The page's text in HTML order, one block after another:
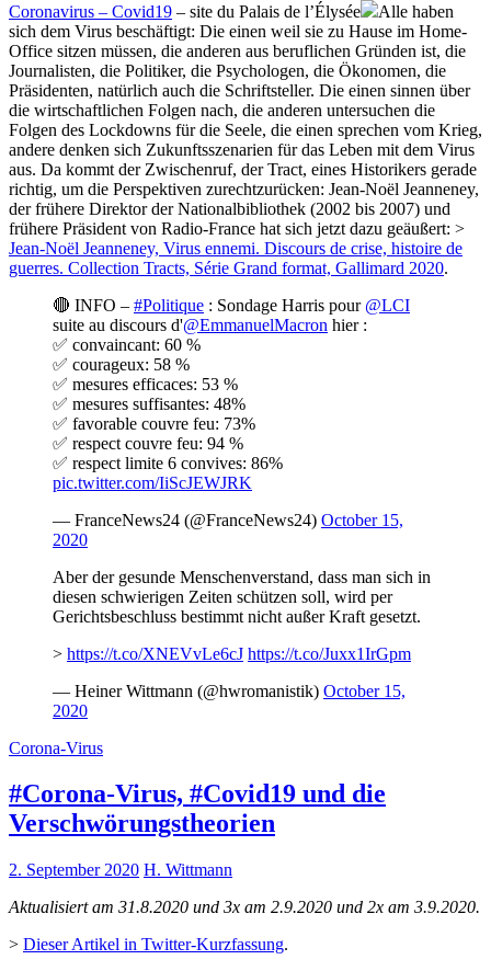
Coronavirus – Covid19 – site du Palais de l’Élysée
Alle haben
sich dem Virus beschäftigt: Die einen weil sie zu Hause im Home-
Office sitzen müssen, die anderen aus beruflichen Gründen ist, die
Journalisten, die Politiker, die Psychologen, die Ökonomen, die
Präsidenten, natürlich auch die Schriftsteller. Die einen sinnen über
die wirtschaftlichen Folgen nach, die anderen untersuchen die
Folgen des Lockdowns für die Seele, die einen sprechen vom Krieg,
andere denken sich Zukunftsszenarien für das Leben mit dem Virus
aus. Da kommt der Zwischenruf, der Tract, eines Historikers gerade
richtig, um die Perspektiven zurechtzurücken: Jean-Noël Jeanneney,
der frühere Direktor der Nationalbibliothek (2002 bis 2007) und
frühere Präsident von Radio-France hat sich jetzt dazu geäußert: >
Jean-Noël Jeanneney, Virus ennemi. Discours de crise, histoire de
guerres. Collection Tracts, Série Grand format, Gallimard 2020.
🔴 INFO – #Politique : Sondage Harris pour @LCI
suite au discours d'@EmmanuelMacron hier :
✅ convaincant: 60 %
✅ courageux: 58 %
✅ mesures efficaces: 53 %
✅ mesures suffisantes: 48%
✅ favorable couvre feu: 73%
✅ respect couvre feu: 94 %
✅ respect limite 6 convives: 86%
pic.twitter.com/IiScJEWJRK
— FranceNews24 (@FranceNews24) October 15,
2020
Aber der gesunde Menschenverstand, dass man sich in
diesen schwierigen Zeiten schützen soll, wird per
Gerichtsbeschluss bestimmt nicht außer Kraft gesetzt.
> https://t.co/XNEVvLe6cJ https://t.co/Juxx1IrGpm
— Heiner Wittmann (@hwromanistik) October 15,
2020
Corona-Virus
#Corona-Virus, #Covid19 und die
Verschwörungstheorien
2. September 2020 H. Wittmann
Aktualisiert am 31.8.2020 und 3x am 2.9.2020 und 2x am 3.9.2020.
> Dieser Artikel in Twitter-Kurzfassung.